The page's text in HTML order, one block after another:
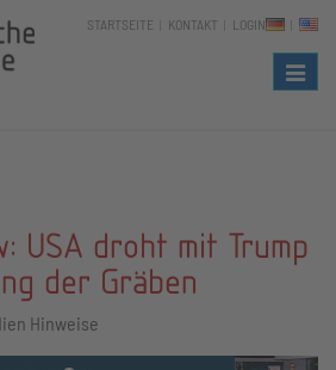
STARTSEITE KONTAKT LOGIN
USA droht mit Trump
der Gräben
Hinweise